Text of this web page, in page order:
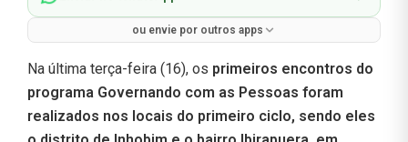
ou envie por outros apps
Na última terça-feira (16), os primeiros encontros do
programa Governando com as Pessoas foram
realizados nos locais do primeiro ciclo, sendo eles